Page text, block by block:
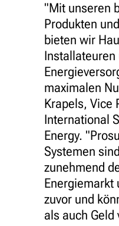
"Mit unseren
Produkten
bieten wir
Installateuren
maximalen
Krapels, Vice
International
Energy.
Systemen
zunehmend
Energiemarkt
zuvor und
als auch Geld